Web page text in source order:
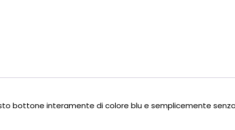
bottone interamente di colore blu e semplicemente